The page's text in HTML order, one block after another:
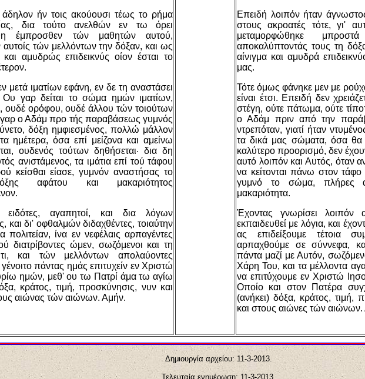
ήν τοις ακούουσι τέως το ρήμα
δια τούτο ανελθών εν τω όρει
έμπροσθεν τών μαθητών αυτού,
τών μελλόντων την δόξαν, και ως
και αμυδρώς επιδεικνύς οίον έσται το
μετά ιματίων εφάνη, εν δε τη αναστάσει
γαρ δείται το σώμα ημών ιματίων,
ουδέ ορόφου, ουδέ άλλου τών τοιούτων
γαρ ο Αδάμ προ τής παραβάσεως γυμνός
δόξη ημφιεσμένος, πολλώ μάλλον
ημέτερα, όσα επί μείζονα και αμείνω
ουδενός τούτων δηθήσεται· δια δη
ανιστάμενος, τα ιμάτια επί τού τάφου
κείσθαι είασε, γυμνόν αναστήσας το
αφάτου και μακαριότητος
αγαπητοί, και δια λόγων
και δι' οφθαλμών διδαχθέντες, τοιαύτην
πολιτείαν, ίνα εν νεφέλαις αρπαγέντες
διατρίβοντες ώμεν, σωζόμενοι και τη
και τών μελλόντων απολαύοντες
πάντας ημάς επιτυχείν εν Χριστώ
ημών, μεθ' ου τω Πατρί άμα τω αγίω
κράτος, τιμή, προσκύνησις, νυν και
αιώνας τών αιώνων. Αμήν.
Επειδή λοιπόν ήταν
στους ακροατές τότε, γι'
μεταμορφώθηκε
αποκαλύπτοντάς τους τη
αίνιγμα και αμυδρά
μας.
Τότε όμως φάνηκε μεν με
είναι έτσι. Επειδή δεν
στέγη, ούτε πάτωμα, ούτε
ο Αδάμ πριν από την
ντρεπόταν, γιατί ήταν
τα δικά μας σώματα, όσα θα
καλύτερο προορισμό, δεν
αυτό λοιπόν και Αυτός, όταν
να κείτονται πάνω στον
γυμνό το σώμα, πλήρες
μακαριότητα.
Έχοντας γνωρίσει λοιπόν
εκπαιδευθεί με λόγια, και
ας επιδείξουμε τέτοια
αρπαχθούμε σε σύννεφα,
πάντα μαζί με Αυτόν,
Χάρη Του, και τα μέλλοντα
να επιτύχουμε εν Χριστώ
Οποίο και στον Πατέρα
(ανήκει) δόξα, κράτος,
και στους αιώνες τών
Δημιουργία αρχείου: 11-3-2013.
Τελευταία ενημέρωση: 11 -3-2013.